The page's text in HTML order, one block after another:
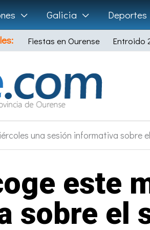
Galicia Deportes
Fiestas en Ourense Entroido
una sesión informativa sobre
este
sobre el